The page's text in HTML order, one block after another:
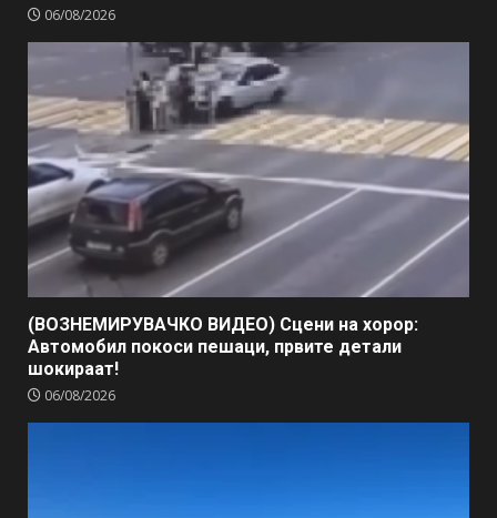
06/08/2026
(ВОЗНЕМИРУВАЧКО ВИДЕО) Сцени на хорор:
Автомобил покоси пешаци, првите детали
шокираат!
06/08/2026